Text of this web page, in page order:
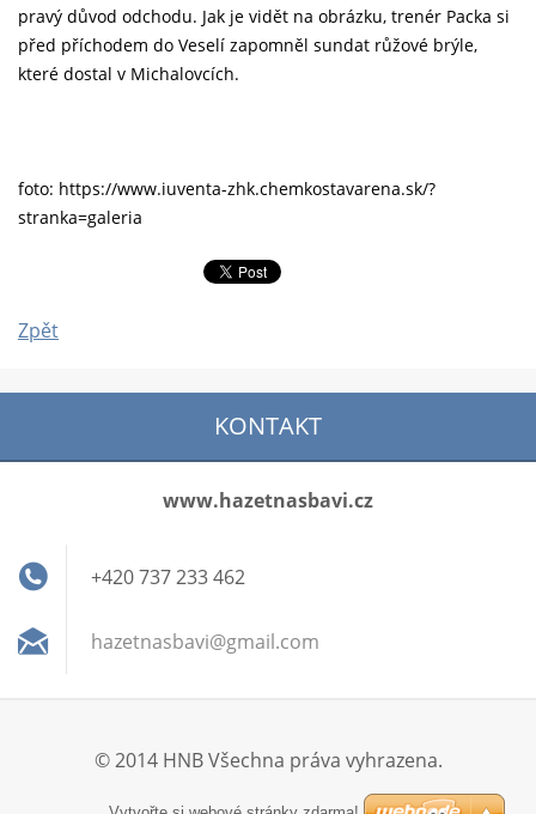
pravý důvod odchodu. Jak je vidět na obrázku, trenér Packa si
před příchodem do Veselí zapomněl sundat růžové brýle,
které dostal v Michalovcích.
foto: https://www.iuventa-zhk.chemkostavarena.sk/?
stranka=galeria
Zpět
KONTAKT
www.hazetnasbavi.cz
+420 737 233 462
hazetnasbavi@gmail.com
© 2014 HNB Všechna práva vyhrazena.